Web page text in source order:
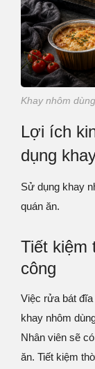
Khay nhôm
Lợi ích
dụng
Sử dụng khay
quán ăn.
Tiết kiệm
công
Việc rửa bát
khay nhôm
Nhân viên sẽ
ăn. Tiết kiệm